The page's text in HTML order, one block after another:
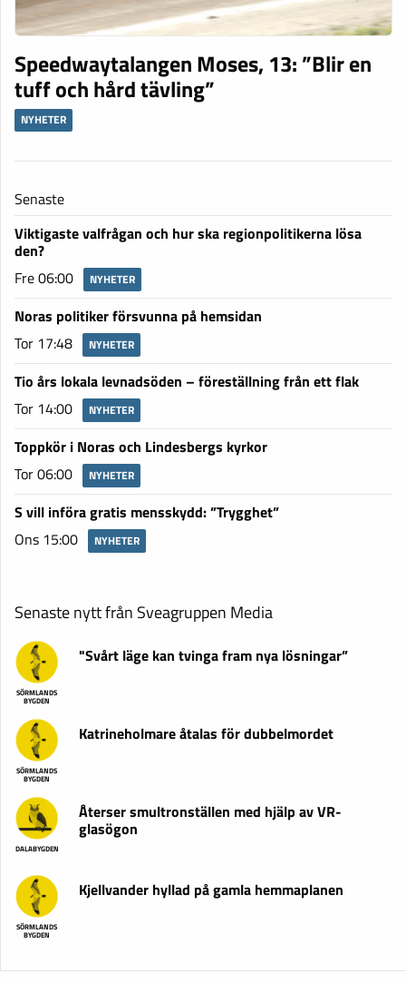
Speedwaytalangen Moses, 13: ”Blir en
tuff och hård tävling”
NYHETER
Senaste
Viktigaste valfrågan och hur ska regionpolitikerna lösa
den?
Fre 06:00
NYHETER
Noras politiker försvunna på hemsidan
Tor 17:48
NYHETER
Tio års lokala levnadsöden – föreställning från ett flak
Tor 14:00
NYHETER
Toppkör i Noras och Lindesbergs kyrkor
Tor 06:00
NYHETER
S vill införa gratis mensskydd: ”Trygghet”
Ons 15:00
NYHETER
Senaste nytt från Sveagruppen Media
SÖRMLANDS
BYGDEN
"Svårt läge kan tvinga fram nya lösningar”
SÖRMLANDS
BYGDEN
Katrineholmare åtalas för dubbelmordet
DALABYGDEN
Återser smultronställen med hjälp av VR-
glasögon
SÖRMLANDS
BYGDEN
Kjellvander hyllad på gamla hemmaplanen